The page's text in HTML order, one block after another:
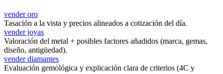
vender oro
Tasación a la vista y precios alineados a cotización del día.
vender joyas
Valoración del metal + posibles factores añadidos (marca, gemas,
diseño, antigüedad).
vender diamantes
Evaluación gemológica y explicación clara de criterios (4C y